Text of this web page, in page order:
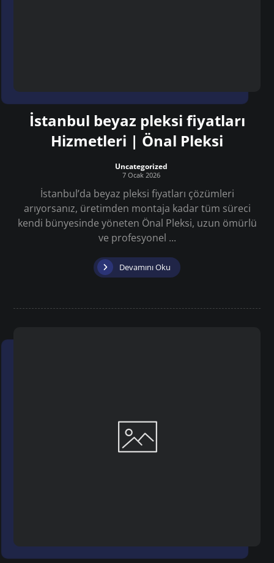
İstanbul beyaz pleksi fiyatları
Hizmetleri | Önal Pleksi
Uncategorized
7 Ocak 2026
İstanbul’da beyaz pleksi fiyatları çözümleri
arıyorsanız, üretimden montaja kadar tüm süreci
kendi bünyesinde yöneten Önal Pleksi, uzun ömürlü
ve profesyonel ...
Devamını Oku